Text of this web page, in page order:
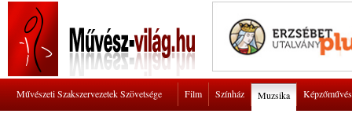
Művészeti Szakszervezetek Szövetsége Film Színház Muzsika